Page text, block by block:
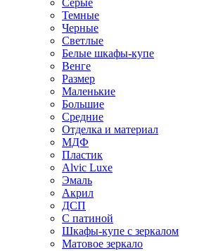
Серые
Темные
Черные
Светлые
Белые шкафы-купе
Венге
Размер
Маленькие
Большие
Средние
Отделка и материал
МДФ
Пластик
Alvic Luxe
Эмаль
Акрил
ДСП
С патиной
Шкафы-купе с зеркалом
Матовое зеркало